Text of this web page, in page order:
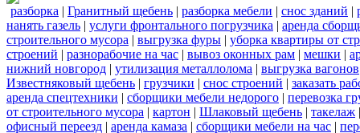
разборка | Гранитный щебень | разборка мебели | снос зданий |
нанять газель | услуги фронтального погрузчика | аренда
строительного мусора | выгрузка фуры | уборка квартиры от
строений | разнорабочие на час | вывоз оконных рам | мешки |
нижний новгород | утилизация металлолома | выгрузка вагонов
Известняковый щебень | грузчики | снос строений | заказать
аренда спецтехники | сборщики мебели недорого | перевозка
от строительного мусора | картон | Шлаковый щебень | такелаж
офисный переезд | аренда камаза | сборщики мебели на час |